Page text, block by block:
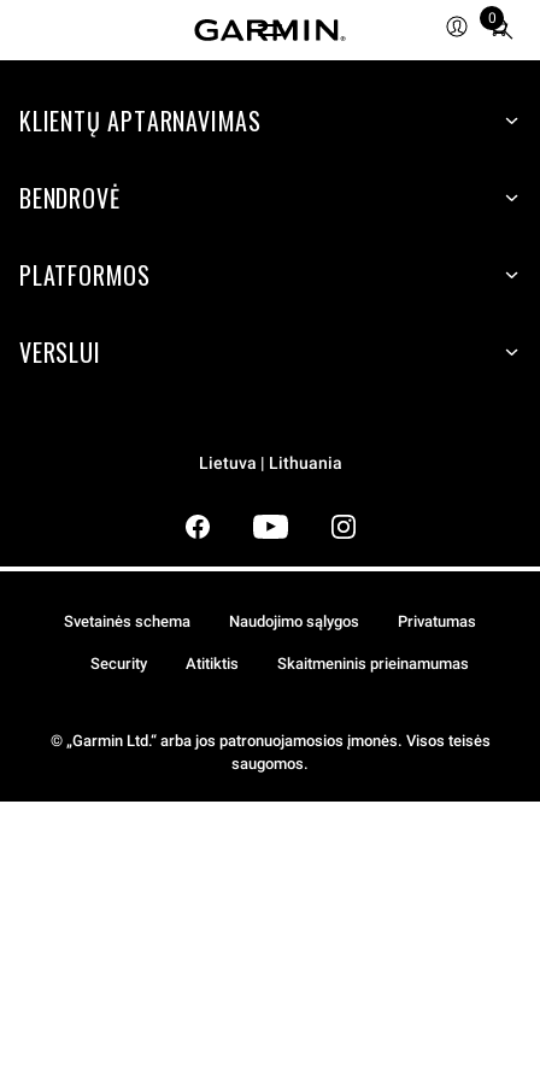
0
Total
items
cart:
KLIENTŲ APTARNAVIMAS
BENDROVĖ
PLATFORMOS
VERSLUI
Lietuva | Lithuania
© „Garmin Ltd.“ arba jos patronuojamosios įmonės. Visos teisės
saugomos.
Svetainės schema Naudojimo sąlygos Privatumas
Security Atitiktis Skaitmeninis prieinamumas